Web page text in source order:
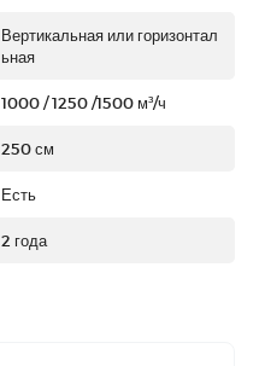
Вертикальная или горизонтал
ьная
1000 / 1250 /1500 м³/ч
250 см
Есть
2 года